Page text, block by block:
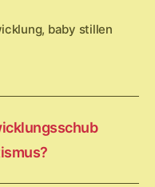
, baby stillen